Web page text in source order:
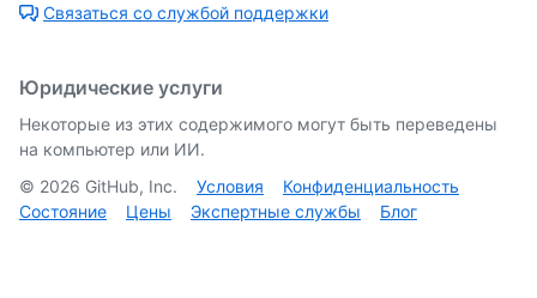
Связаться со службой поддержки
Юридические услуги
Некоторые из этих содержимого могут быть переведены
на компьютер или ИИ.
© 2026 GitHub, Inc. Условия
Конфиденциальность
Состояние
Цены Экспертные службы Блог